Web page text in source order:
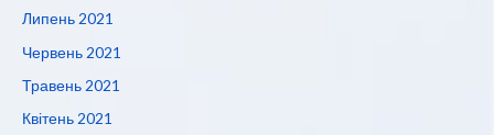
Липень 2021
Червень 2021
Травень 2021
Квітень 2021